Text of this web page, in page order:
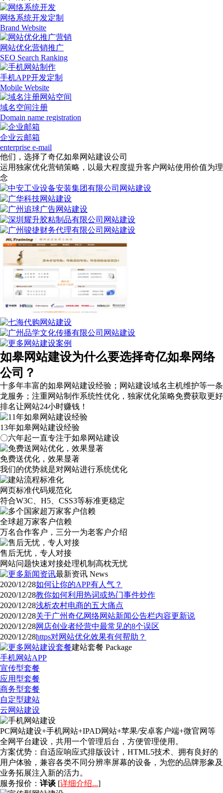
网络系统开发定制
Brand Website
网站优化营销推广
SEO Search Ranking
手机APP开发定制
Mobile Website
域名空间注册
Domain name registration
企业云邮箱
enterprise e-mail
他们，选择了奇亿如皋网站建设公司
运用独家优化营销策略，以最大程度提升客户网站使用价值为理
念
如皋网站建设为什么要选择奇亿如皋网络
公司？
十多年丰富的如皋网站建设经验；网站建设域名主机维护等一条
龙服务 ；注重网站制作系统性优化， 独家优化策略免费获取更好
排名让网站24小时赚钱！
13年如皋网站建设经验
〇六年起一直专注于如皋网站建设
免费送优化，效果显著
我们的优势就是对网站进行系统优化
网页标准代码规范化
符合W3C、H5、CSS3等标准更稳定
全球超万家客户信赖
万名合作客户，三分一为老客户介绍
售后无忧，专人对接
网站问题快速对接处理机制高枕无忧
最新资讯 News
2020/12/28如何让你的APP有人气？
2020/12/28教你如何利用热词或热门事件炒作
2020/12/28浅析农村电商的五大痛点
2020/12/28关于广州奇亿网络网站新闻公告栏内容更新说
2020/12/28网店创业者经营中最常见的8个误区
2020/12/28https对网站优化效果有何帮助？
建站套餐 Package
手机网站APP
宣传型套餐
应用型套餐
商务型套餐
自定型建站
云网站建设
PC网站建设+手机网站+IPAD网站+苹果/安卓客户端+微官网等
全网平台建设，共用一个管理后台，方便管理使用。
方案优势： 自适应响应式排版设计，HTML5技术、拥有良好的
用户体验，兼容各类不同分辨率屏幕的设备，为您的品牌形象及
业务拓展注入新的活力。
服务报价： 详谈 [详细介绍...]